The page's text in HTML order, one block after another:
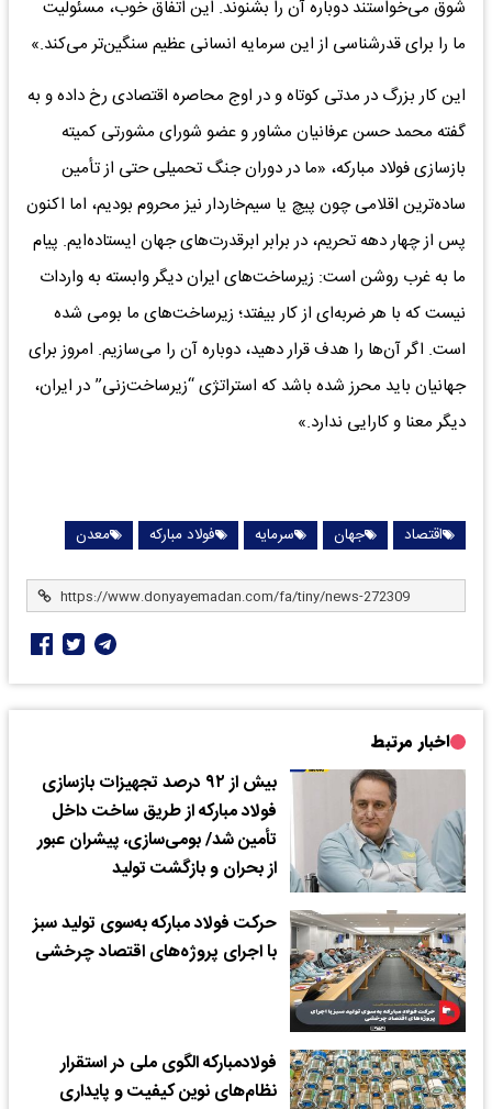
شوق می‌خواستند دوباره آن را بشنوند. این اتفاق خوب، مسئولیت
ما را برای قدرشناسی از این سرمایه انسانی عظیم سنگین‌تر می‌کند.»
این کار بزرگ در مدتی کوتاه و در اوج محاصره اقتصادی رخ داده و به
گفته محمد حسن عرفانیان مشاور و عضو شورای مشورتی کمیته
بازسازی فولاد مبارکه، «ما در دوران جنگ تحمیلی حتی از تأمین
ساده‌ترین اقلامی چون پیچ یا سیم‌خاردار نیز محروم بودیم، اما اکنون
پس از چهار دهه تحریم، در برابر ابرقدرت‌های جهان ایستاده‌ایم. پیام
ما به غرب روشن است: زیرساخت‌های ایران دیگر وابسته به واردات
نیست که با هر ضربه‌ای از کار بیفتد؛ زیرساخت‌های ما ‌بومی‌ شده
است. اگر آن‌ها را هدف قرار دهید، دوباره آن را می‌سازیم. امروز برای
جهانیان باید محرز شده باشد که استراتژی “زیرساخت‌زنی” در ایران،
دیگر معنا و کارایی ندارد.»
اقتصاد جهان سرمایه فولاد مبارکه معدن
اخبار مرتبط
بیش از ۹۲ درصد تجهیزات بازسازی
فولاد مبارکه از طریق ساخت داخل
تأمین شد/ بومی‌سازی، پیشران عبور
از بحران و بازگشت تولید
حرکت فولاد مبارکه به‌سوی تولید سبز
با اجرای پروژه‌های اقتصاد چرخشی
فولادمبارکه الگوی ملی در استقرار
نظام‌های نوین کیفیت و پایداری